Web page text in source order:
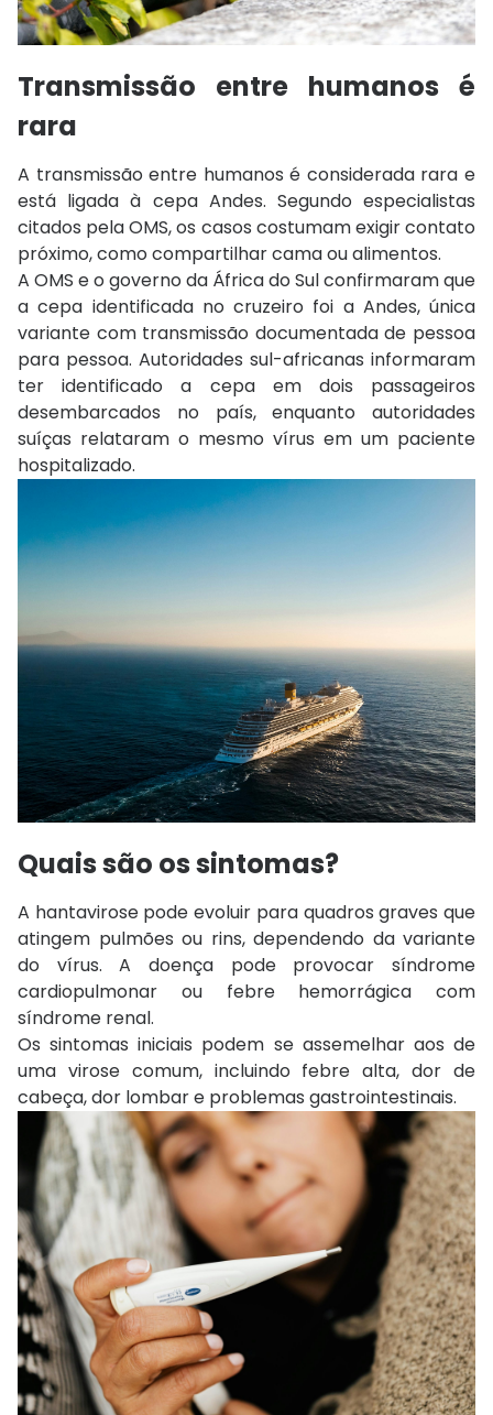
Transmissão entre humanos é
rara
A transmissão entre humanos é considerada rara e
está ligada à cepa Andes. Segundo especialistas
citados pela OMS, os casos costumam exigir contato
próximo, como compartilhar cama ou alimentos.
A OMS e o governo da África do Sul confirmaram que
a cepa identificada no cruzeiro foi a Andes, única
variante com transmissão documentada de pessoa
para pessoa. Autoridades sul-africanas informaram
ter identificado a cepa em dois passageiros
desembarcados no país, enquanto autoridades
suíças relataram o mesmo vírus em um paciente
hospitalizado.
Quais são os sintomas?
A hantavirose pode evoluir para quadros graves que
atingem pulmões ou rins, dependendo da variante
do vírus. A doença pode provocar síndrome
cardiopulmonar ou febre hemorrágica com
síndrome renal.
Os sintomas iniciais podem se assemelhar aos de
uma virose comum, incluindo febre alta, dor de
cabeça, dor lombar e problemas gastrointestinais.